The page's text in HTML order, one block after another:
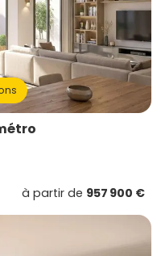
à partir de 957 900 €